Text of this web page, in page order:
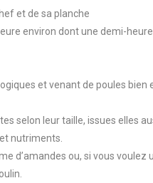
et de sa planche
environ dont une demi-
et venant de poules
selon leur taille, issues elles
nutriments.
d’amandes ou, si vous voulez